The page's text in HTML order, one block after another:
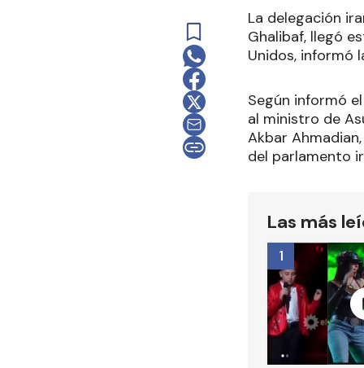
La delegación
Ghalibaf, llegó
Unidos, informó
Según informó
al ministro de
Akbar
del parlamento
Las más
1